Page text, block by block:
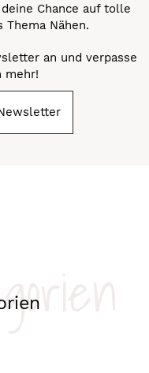
Chance auf tolle
Thema Nähen.
an und verpasse
mehr!